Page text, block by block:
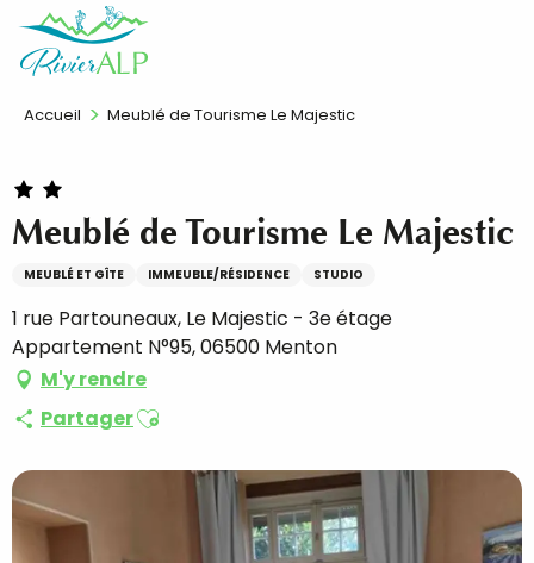
contenu
FR
Accueil Meublé de Tourisme Le Majestic
Meublé de Tourisme Le Majestic
MEUBLÉ ET GÎTE IMMEUBLE/RÉSIDENCE STUDIO
1 rue Partouneaux, Le Majestic - 3e étage
Appartement N°95, 06500 Menton
M'y rendre
PartagerAjouter aux favoris